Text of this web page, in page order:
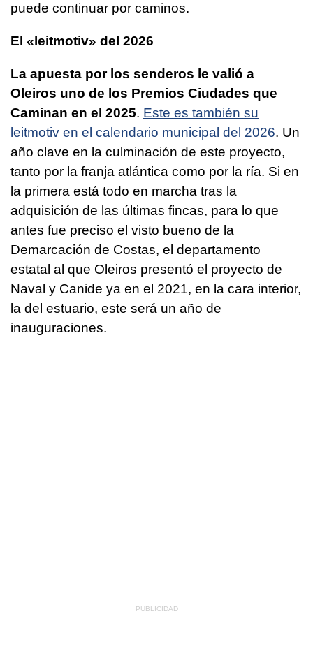
puede continuar por caminos.
El «leitmotiv» del 2026
La apuesta por los senderos le valió a
Oleiros uno de los Premios Ciudades que
Caminan en el 2025. Este es también su
leitmotiv en el calendario municipal del 2026. Un
año clave en la culminación de este proyecto,
tanto por la franja atlántica como por la ría. Si en
la primera está todo en marcha tras la
adquisición de las últimas fincas, para lo que
antes fue preciso el visto bueno de la
Demarcación de Costas, el departamento
estatal al que Oleiros presentó el proyecto de
Naval y Canide ya en el 2021, en la cara interior,
la del estuario, este será un año de
inauguraciones.